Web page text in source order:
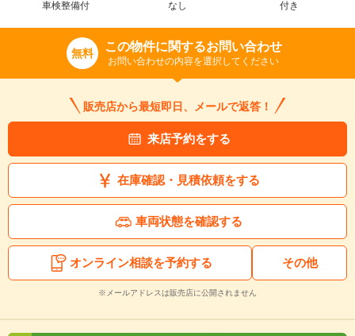
車検整備付
なし
付き
無料 この物件に関するお問い合わせ
お問い合わせの内容を選択してください
販売店から最短即日、メールで返答！
来店予約をする
在庫確認・見積依頼をする
車両状態を確認する
オンライン相談を予約する その他
※メールアドレスは販売店に公開されません